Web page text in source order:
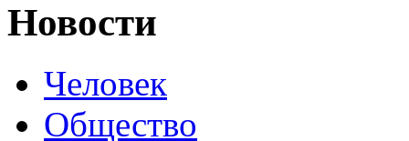
Новости
Человек
Общество